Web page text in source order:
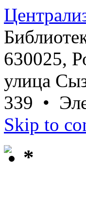
630025,
улица
339 •
Skip to
*